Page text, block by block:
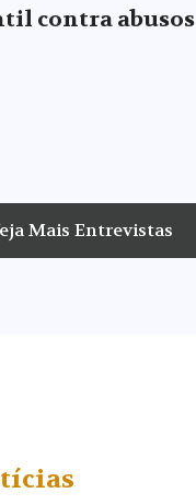
contra abusos
Mais Entrevistas